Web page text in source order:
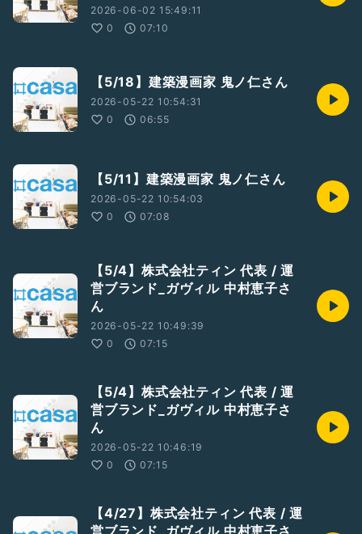
2026-06-02 15:49:11
0
07:10
【5/18】建築漫画家 鬼ノ仁さん
2026-05-22 10:54:31
0
06:55
【5/11】建築漫画家 鬼ノ仁さん
2026-05-22 10:54:03
0
07:08
【5/4】株式会社ティン 代表 / 運
営ブランド_ガヴィル 中村恵子さ
ん
2026-05-22 10:49:39
0
07:15
【5/4】株式会社ティン 代表 / 運
営ブランド_ガヴィル 中村恵子さ
ん
2026-05-22 10:46:19
0
07:15
【4/27】株式会社ティン 代表 / 運